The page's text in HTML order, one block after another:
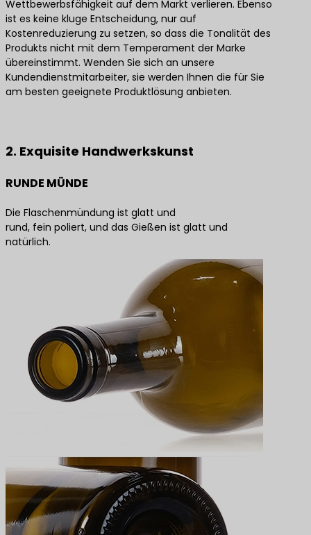
Wettbewerbsfähigkeit auf dem Markt verlieren. Ebenso
ist es keine kluge Entscheidung, nur auf
Kostenreduzierung zu setzen, so dass die Tonalität des
Produkts nicht mit dem Temperament der Marke
übereinstimmt. Wenden Sie sich an unsere
Kundendienstmitarbeiter, sie werden Ihnen die für Sie
am besten geeignete Produktlösung anbieten.
2. Exquisite Handwerkskunst
RUNDE MÜNDE
Die Flaschenmündung ist glatt und
rund, fein poliert, und das Gießen ist glatt und
natürlich.